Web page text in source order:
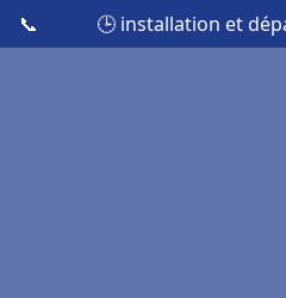
📞 🕒 installation et